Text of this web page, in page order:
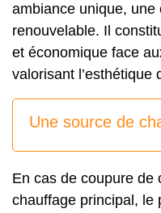
ambiance unique, une
renouvelable. Il
et économique face
valorisant l’esthétique
Une source de
En cas de coupure de
chauffage principal, le